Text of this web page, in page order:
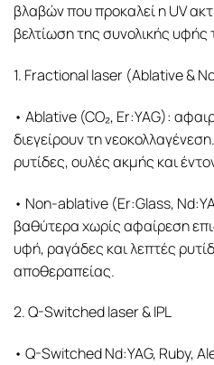
βλαβών που προκαλεί η UV
βελτίωση της συνολικής
1. Fractional laser (Ablative &
• Ablative (CO₂, Er:YAG):
διεγείρουν τη
ρυτίδες, ουλές ακμής και
• Non-ablative (Er:Glass,
βαθύτερα χωρίς αφαίρεση
υφή, ραγάδες και λεπτές
αποθεραπείας.
2. Q-Switched laser & IPL
• Q-Switched Nd:YAG, Ruby,